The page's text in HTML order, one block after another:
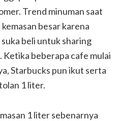
Trend minuman saat
besar karena
beli untuk sharing
Ketika beberapa cafe mulai
Starbucks pun ikut serta
1 liter.
1 liter sebenarnya